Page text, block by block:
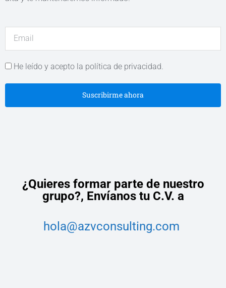
He leído y acepto la política de privacidad.
Suscribirme ahora
¿Quieres formar parte de nuestro
grupo?, Envíanos tu C.V. a
hola@azvconsulting.com